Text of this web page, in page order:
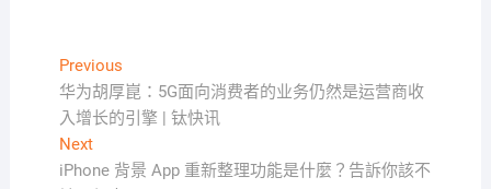
文
章
導
覽
PreviousPrevious
post:
华为胡厚崑：5G面向消费者的业务仍然是运营商收
入增长的引擎 | 钛快讯
NextNext
post:
iPhone 背景 App 重新整理功能是什麼？告訴你該不